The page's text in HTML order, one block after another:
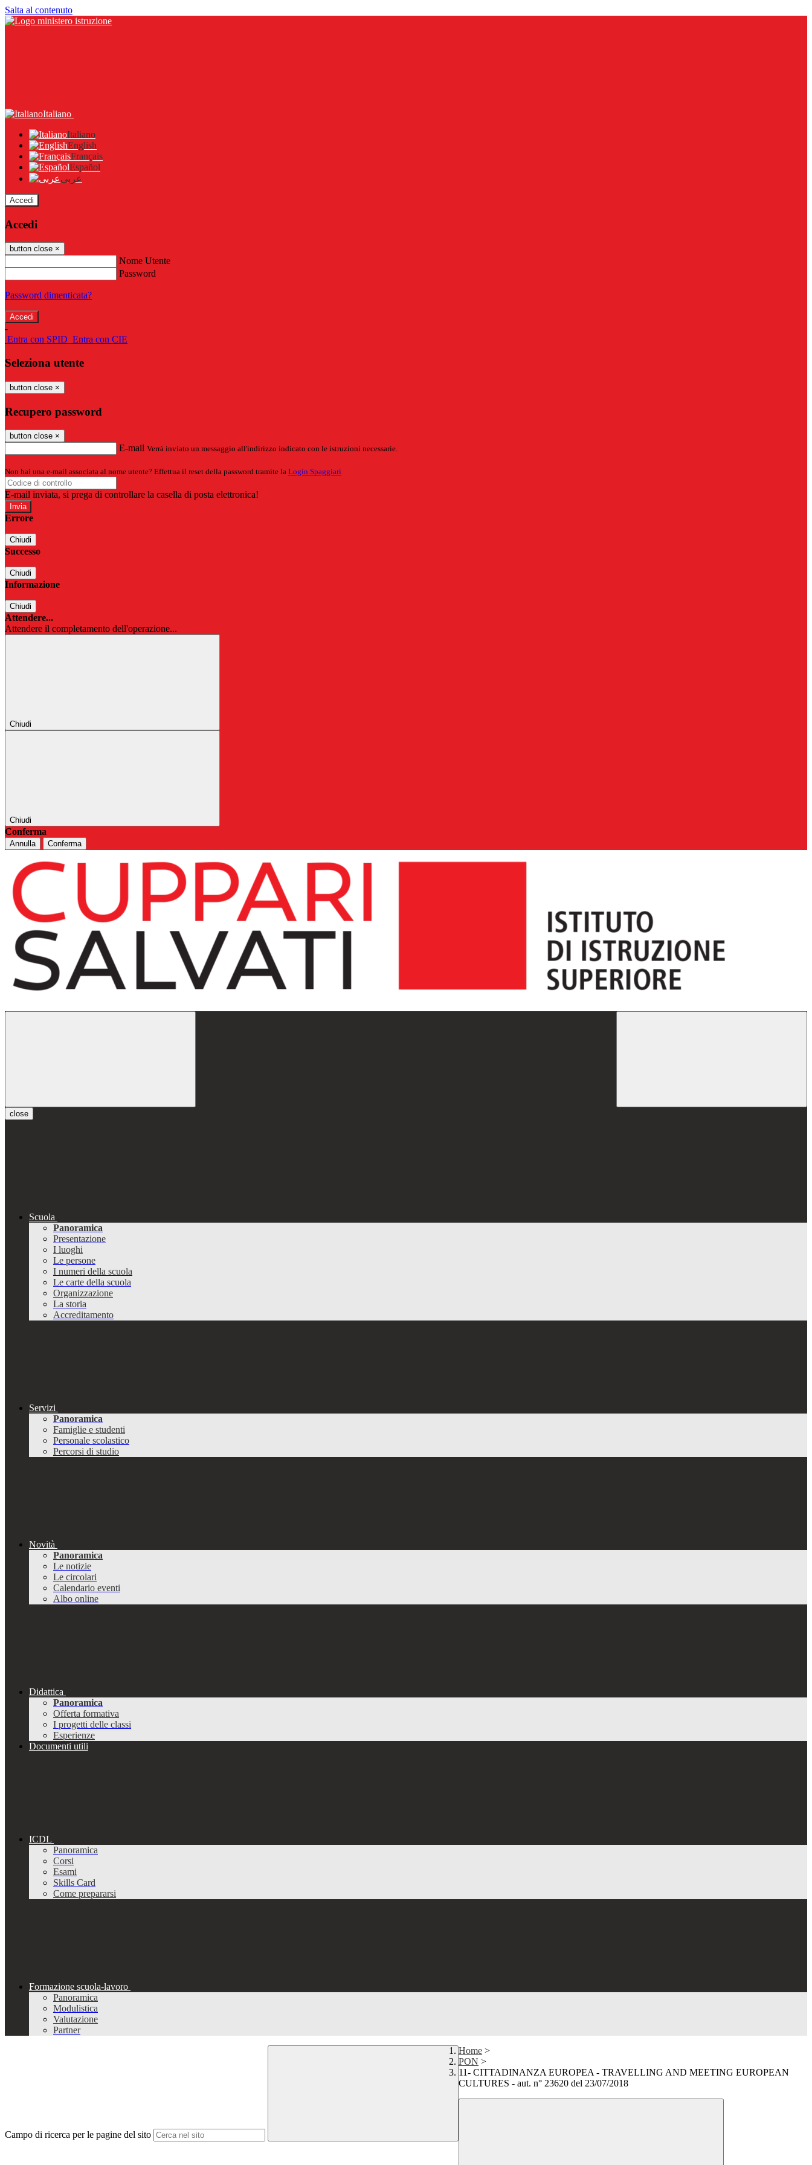
Salta al contenuto
Italiano
Italiano
English
Français
Español
عربى
Accedi
Accedi
button close ×
Nome Utente
Password
Password dimenticata?
-
Entra con SPID Entra con CIE
Seleziona utente
button close ×
Recupero password
button close ×
E-mail Verrà inviato un messaggio all'indirizzo indicato con le istruzioni necessarie.
Non hai una e-mail associata al nome utente? Effettua il reset della password tramite la Login Spaggiari
E-mail inviata, si prega di controllare la casella di posta elettronica!
Errore
Chiudi
Successo
Chiudi
Informazione
Chiudi
Attendere...
Attendere il completamento dell'operazione...
Chiudi
Chiudi
Conferma
Annulla Conferma
close
Scuola
Panoramica
Presentazione
I luoghi
Le persone
I numeri della scuola
Le carte della scuola
Organizzazione
La storia
Accreditamento
Servizi
Panoramica
Famiglie e studenti
Personale scolastico
Percorsi di studio
Novità
Panoramica
Le notizie
Le circolari
Calendario eventi
Albo online
Didattica
Panoramica
Offerta formativa
I progetti delle classi
Esperienze
Documenti utili
ICDL
Panoramica
Corsi
Esami
Skills Card
Come prepararsi
Formazione scuola-lavoro
Panoramica
Modulistica
Valutazione
Partner
Campo di ricerca per le pagine del sito
Home >
PON >
11- CITTADINANZA EUROPEA - TRAVELLING AND MEETING EUROPEAN
CULTURES - aut. n° 23620 del 23/07/2018